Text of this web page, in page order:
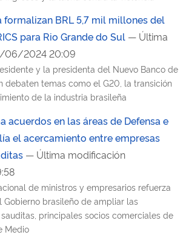
BRL 5,7 mil millones del
para Rio Grande do Sul — Última
06/2024 20:09
y la presidenta del Nuevo Banco de
debaten temas como el G20, la transición
de la industria brasileña
acuerdos en las áreas de Defensa e
el acercamiento entre empresas
— Última modificación
de ministros y empresarios refuerza
brasileño de ampliar las
principales socios comerciales de
Medio